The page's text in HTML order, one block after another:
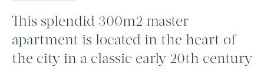
This splendid 300m2 master
apartment is located in the heart of
the city in a classic early 20th century